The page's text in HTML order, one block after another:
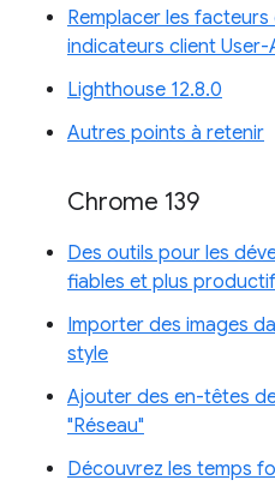
Remplacer les
indicateurs client
Lighthouse 12.8.0
Autres points à retenir
Chrome 139
Des outils pour les
fiables et plus
Importer des images
style
Ajouter des en-têtes
"Réseau"
Découvrez les temps